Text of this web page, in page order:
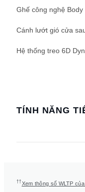
Ghế công nghệ Body
Cánh lướt gió cửa
Hệ thống treo 6D
TÍNH NĂNG
††Xem thông số WLTP của